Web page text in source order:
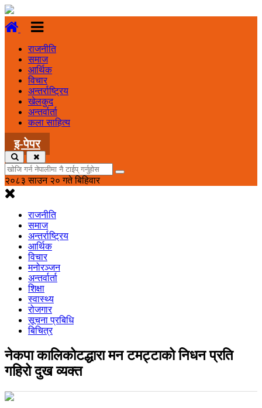
राजनीति
समाज
आर्थिक
विचार
अन्तर्राष्ट्रिय
खेलकुद
अन्तर्वार्ता
कला साहित्य
इ-पेपर
२०८३ साउन २० गते बिहिवार
राजनीति
समाज
अन्तर्राष्ट्रिय
आर्थिक
विचार
मनोरञ्जन
अन्तर्वार्ता
शिक्षा
स्वास्थ्य
रोजगार
सूचना प्रबिधि
बिचित्र
नेकपा कालिकोटद्धारा मन टमट्टाको निधन प्रति
गहिरो दुख व्यक्त